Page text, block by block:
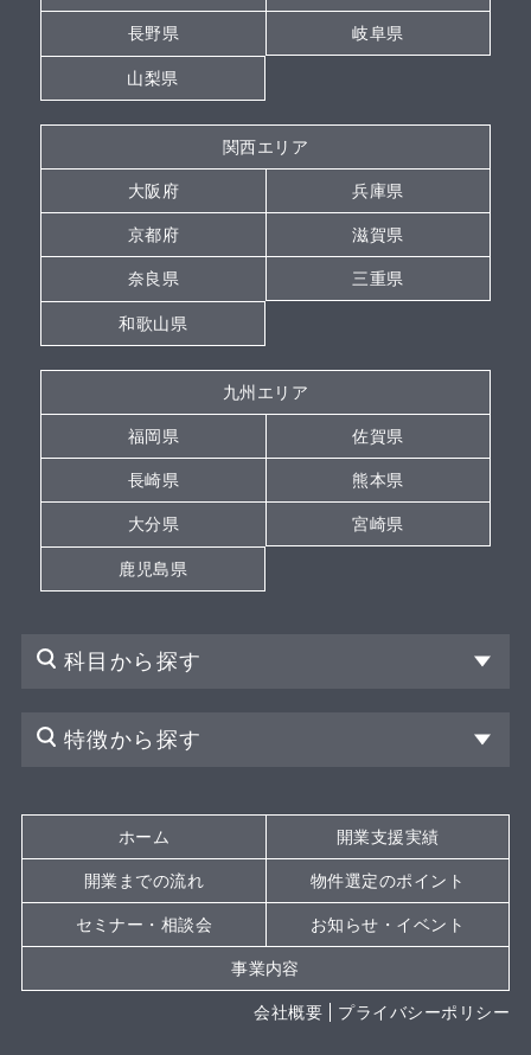
長野県 岐阜県
山梨県
関西エリア
大阪府 兵庫県
京都府 滋賀県
奈良県 三重県
和歌山県
九州エリア
福岡県 佐賀県
長崎県 熊本県
大分県 宮崎県
鹿児島県
科目から探す
特徴から探す
ホーム 開業支援実績
開業までの流れ 物件選定のポイント
セミナー・相談会 お知らせ・イベント
事業内容
会社概要 プライバシーポリシー